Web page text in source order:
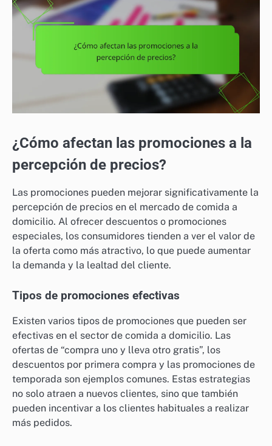
¿Cómo afectan las promociones a la
percepción de precios?
Las promociones pueden mejorar significativamente la
percepción de precios en el mercado de comida a
domicilio. Al ofrecer descuentos o promociones
especiales, los consumidores tienden a ver el valor de
la oferta como más atractivo, lo que puede aumentar
la demanda y la lealtad del cliente.
Tipos de promociones efectivas
Existen varios tipos de promociones que pueden ser
efectivas en el sector de comida a domicilio. Las
ofertas de “compra uno y lleva otro gratis”, los
descuentos por primera compra y las promociones de
temporada son ejemplos comunes. Estas estrategias
no solo atraen a nuevos clientes, sino que también
pueden incentivar a los clientes habituales a realizar
más pedidos.